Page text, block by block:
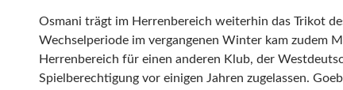
Osmani trägt im Herrenbereich weiterhin das Trikot
Wechselperiode im vergangenen Winter kam zudem
Herrenbereich für einen anderen Klub, der
Spielberechtigung vor einigen Jahren zugelassen.